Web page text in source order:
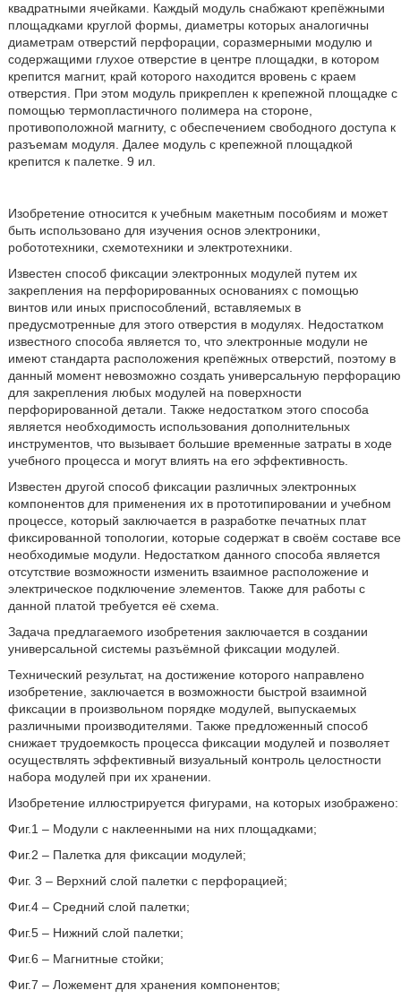
квадратными ячейками. Каждый модуль снабжают крепёжными
площадками круглой формы, диаметры которых аналогичны
диаметрам отверстий перфорации, соразмерными модулю и
содержащими глухое отверстие в центре площадки, в котором
крепится магнит, край которого находится вровень с краем
отверстия. При этом модуль прикреплен к крепежной площадке с
помощью термопластичного полимера на стороне,
противоположной магниту, с обеспечением свободного доступа к
разъемам модуля. Далее модуль с крепежной площадкой
крепится к палетке. 9 ил.
Изобретение относится к учебным макетным пособиям и может
быть использовано для изучения основ электроники,
робототехники, схемотехники и электротехники.
Известен способ фиксации электронных модулей путем их
закрепления на перфорированных основаниях с помощью
винтов или иных приспособлений, вставляемых в
предусмотренные для этого отверстия в модулях. Недостатком
известного способа является то, что электронные модули не
имеют стандарта расположения крепёжных отверстий, поэтому в
данный момент невозможно создать универсальную перфорацию
для закрепления любых модулей на поверхности
перфорированной детали. Также недостатком этого способа
является необходимость использования дополнительных
инструментов, что вызывает большие временные затраты в ходе
учебного процесса и могут влиять на его эффективность.
Известен другой способ фиксации различных электронных
компонентов для применения их в прототипировании и учебном
процессе, который заключается в разработке печатных плат
фиксированной топологии, которые содержат в своём составе все
необходимые модули. Недостатком данного способа является
отсутствие возможности изменить взаимное расположение и
электрическое подключение элементов. Также для работы с
данной платой требуется её схема.
Задача предлагаемого изобретения заключается в создании
универсальной системы разъёмной фиксации модулей.
Технический результат, на достижение которого направлено
изобретение, заключается в возможности быстрой взаимной
фиксации в произвольном порядке модулей, выпускаемых
различными производителями. Также предложенный способ
снижает трудоемкость процесса фиксации модулей и позволяет
осуществлять эффективный визуальный контроль целостности
набора модулей при их хранении.
Изобретение иллюстрируется фигурами, на которых изображено:
Фиг.1 – Модули с наклеенными на них площадками;
Фиг.2 – Палетка для фиксации модулей;
Фиг. 3 – Верхний слой палетки с перфорацией;
Фиг.4 – Средний слой палетки;
Фиг.5 – Нижний слой палетки;
Фиг.6 – Магнитные стойки;
Фиг.7 – Ложемент для хранения компонентов;